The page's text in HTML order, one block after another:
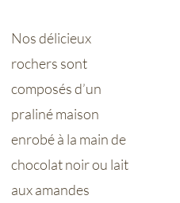
Nos délicieux
rochers sont
composés d’un
praliné maison
enrobé à la main de
chocolat noir ou lait
aux amandes